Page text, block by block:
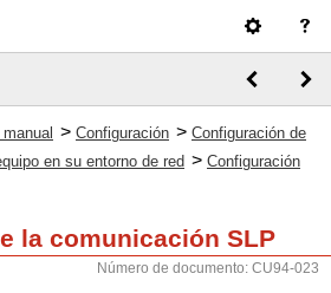
manual > Configuración > Configuración de
en su entorno de red > Configuración
la comunicación SLP
Número de documento: CU94-023